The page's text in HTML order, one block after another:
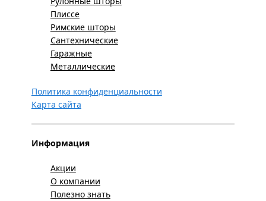
Плиссе
Римские шторы
Сантехнические
Гаражные
Металлические
Политика конфиденциальности
Карта сайта
Информация
Акции
О компании
Полезно знать